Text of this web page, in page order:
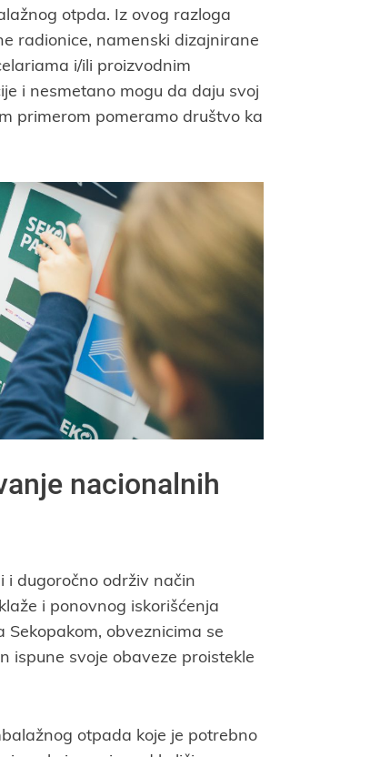
otpda. Iz ovog razloga
radionice, namenski dizajnirane
i/ili proizvodnim
i nesmetano mogu da daju svoj
primerom pomeramo društvo ka
nacionalnih
i dugoročno održiv način
i ponovnog iskorišćenja
obveznicima se
ispune svoje obaveze proistekle
otpada koje je potrebno